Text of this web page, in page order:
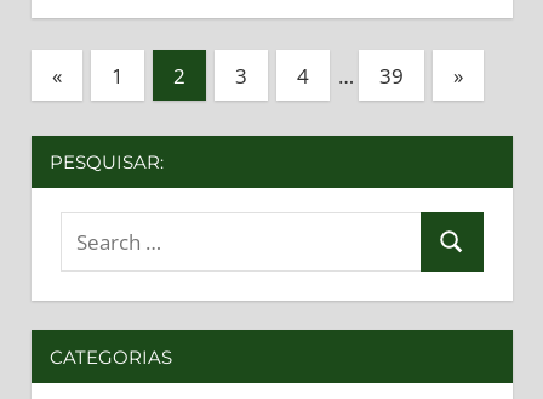
Paginação
posts
«Previous
Posts
1 2 3 4 … 39
Next
Posts
»
PESQUISAR:
Search
CATEGORIAS